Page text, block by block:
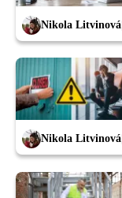
Nikola Litvinová
Nikola Litvinová